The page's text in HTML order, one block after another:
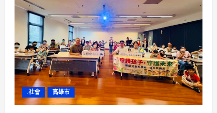
e
a
d
i
n
.社會 高雄市